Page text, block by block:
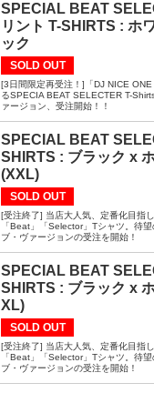
SPECIAL BEAT
リント T-SHIRTS : ホ
ック
SOLD OUT
[3日間限定再受注！]「DJ NICE
るSPECIA BEAT SELECTER T-
ァージョン、受注開始！！
SPECIAL BEAT
SHIRTS : ブラック x
(XXL)
SOLD OUT
[受注終了] 当店大人気、定番化目指
「Beat」「Selector」Tシャツ。待
ブ・ヴァージョンの受注を開始！
SPECIAL BEAT
SHIRTS : ブラック x
XL)
SOLD OUT
[受注終了] 当店大人気、定番化目指
「Beat」「Selector」Tシャツ。待
ブ・ヴァージョンの受注を開始！